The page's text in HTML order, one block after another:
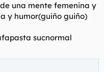
una mente femenina y
y humor(guiño guiño)
sucnormal